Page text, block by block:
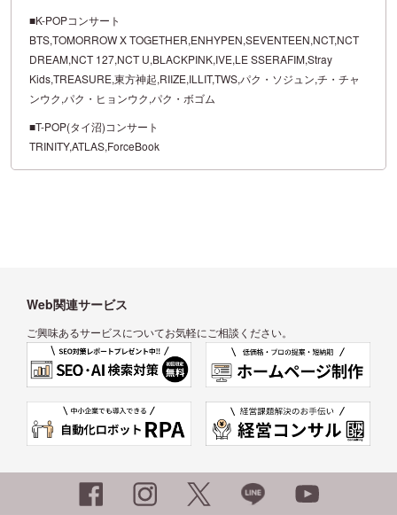
■K-POPコンサート
BTS,TOMORROW X TOGETHER,ENHYPEN,SEVENTEEN,NCT,NCT
DREAM,NCT 127,NCT U,BLACKPINK,IVE,LE SSERAFIM,Stray
Kids,TREASURE,東方神起,RIIZE,ILLIT,TWS,パク・ソジュン,チ・チャ
ンウク,パク・ヒョンウク,パク・ボゴム
■T-POP(タイ沼)コンサート
TRINITY,ATLAS,ForceBook
Web関連サービス
ご興味あるサービスについてお気軽にご相談ください。